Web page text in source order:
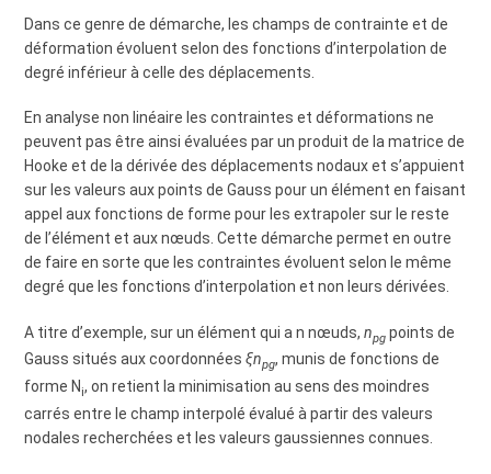
Dans ce genre de démarche, les champs de contrainte et de
déformation évoluent selon des fonctions d’interpolation de
degré inférieur à celle des déplacements.
En analyse non linéaire les contraintes et déformations ne
peuvent pas être ainsi évaluées par un produit de la matrice de
Hooke et de la dérivée des déplacements nodaux et s’appuient
sur les valeurs aux points de Gauss pour un élément en faisant
appel aux fonctions de forme pour les extrapoler sur le reste
de l’élément et aux nœuds. Cette démarche permet en outre
de faire en sorte que les contraintes évoluent selon le même
degré que les fonctions d’interpolation et non leurs dérivées.
A titre d’exemple, sur un élément qui a n nœuds, npg points de
Gauss situés aux coordonnées ξnpg, munis de fonctions de
forme N i, on retient la minimisation au sens des moindres
carrés entre le champ interpolé évalué à partir des valeurs
nodales recherchées et les valeurs gaussiennes connues.